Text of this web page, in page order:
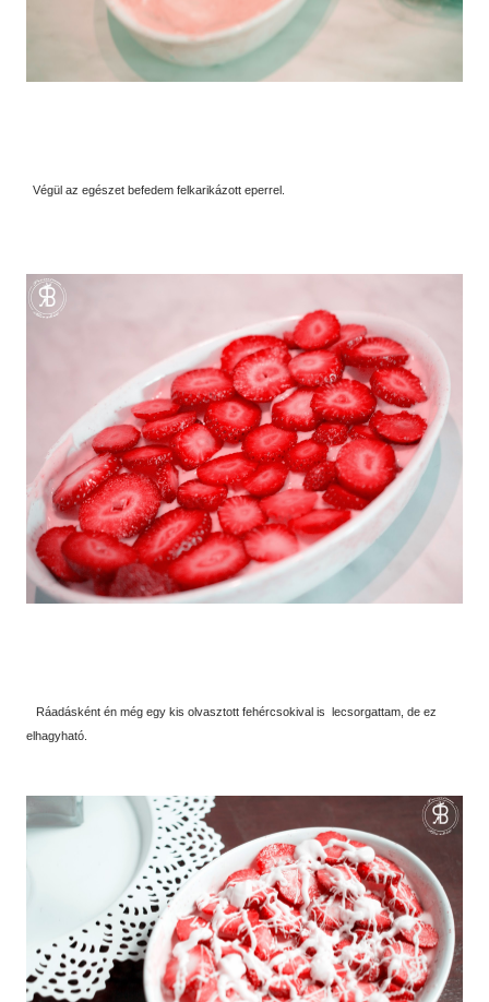
Végül az egészet befedem felkarikázott eperrel.
Ráadásként én még egy kis olvasztott fehércsokival is lecsorgattam, de ez
elhagyható.